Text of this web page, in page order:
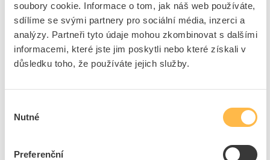
soubory cookie. Informace o tom, jak náš web používáte,
sdílíme se svými partnery pro sociální média, inzerci a
analýzy. Partneři tyto údaje mohou zkombinovat s dalšími
informacemi, které jste jim poskytli nebo které získali v
důsledku toho, že používáte jejich služby.
souhlasu
Nutné
Preferenční
Dostupnost na pobočce zjistíte v detailu produktu.
SIRIUS ACT: terminálový modul (povelový a LED modul), s
integrovanou LED v barvě amber, pro upevnění do čelní desky
signalizačních prvků přes PROFINET. Dodáváme tato provedení:
barvách.